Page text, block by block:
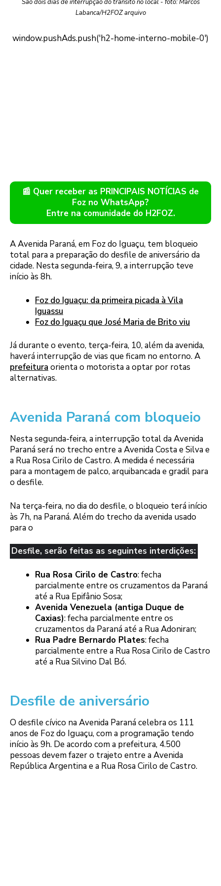
São dois dias de interrupção do trânsito no local - foto: Marcos
Labanca/H2FOZ arquivo
📰 Quer receber as PRINCIPAIS NOTÍCIAS de
Foz no WhatsApp?
Entre na comunidade do H2FOZ.
A Avenida Paraná, em Foz do Iguaçu, tem bloqueio
total para a preparação do desfile de aniversário da
cidade. Nesta segunda-feira, 9, a interrupção teve
início às 8h.
Foz do Iguaçu: da primeira picada à Vila
Iguassu
Foz do Iguaçu que José Maria de Brito viu
Já durante o evento, terça-feira, 10, além da avenida,
haverá interrupção de vias que ficam no entorno. A
prefeitura orienta o motorista a optar por rotas
alternativas.
Avenida Paraná com bloqueio
Nesta segunda-feira, a interrupção total da Avenida
Paraná será no trecho entre a Avenida Costa e Silva e
a Rua Rosa Cirilo de Castro. A medida é necessária
para a montagem de palco, arquibancada e gradil para
o desfile.
Na terça-feira, no dia do desfile, o bloqueio terá início
às 7h, na Paraná. Além do trecho da avenida usado
para o
Desfile, serão feitas as seguintes interdições:
Rua Rosa Cirilo de Castro: fecha
parcialmente entre os cruzamentos da Paraná
até a Rua Epifânio Sosa;
Avenida Venezuela (antiga Duque de
Caxias): fecha parcialmente entre os
cruzamentos da Paraná até a Rua Adoniran;
Rua Padre Bernardo Plates: fecha
parcialmente entre a Rua Rosa Cirilo de Castro
até a Rua Silvino Dal Bó.
Desfile de aniversário
O desfile cívico na Avenida Paraná celebra os 111
anos de Foz do Iguaçu, com a programação tendo
início às 9h. De acordo com a prefeitura, 4.500
pessoas devem fazer o trajeto entre a Avenida
República Argentina e a Rua Rosa Cirilo de Castro.